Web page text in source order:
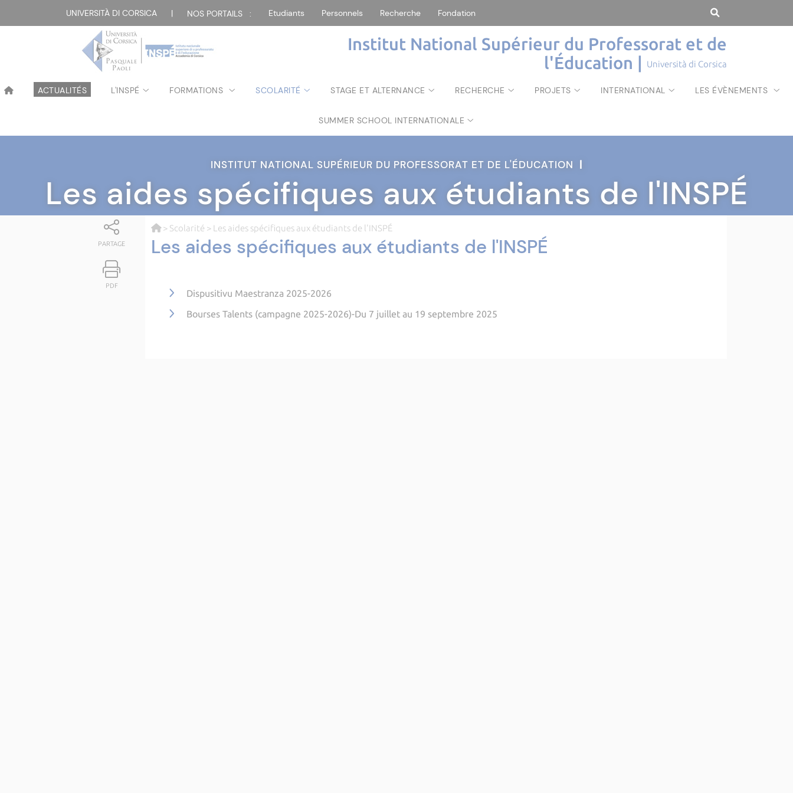
UNIVERSITÀ DI CORSICA | NOS PORTAILS : Etudiants Personnels Recherche Fondation
Institut National Supérieur du Professorat et de
l'Éducation |
Università di Corsica
ACTUALITÉS L'INSPÉ FORMATIONS SCOLARITÉ STAGE ET ALTERNANCE RECHERCHE PROJETS INTERNATIONAL LES ÉVÈNEMENTS
SUMMER SCHOOL INTERNATIONALE
INSTITUT NATIONAL SUPÉRIEUR DU PROFESSORAT ET DE L'ÉDUCATION |
Les aides spécifiques aux étudiants de l'INSPÉ
PARTAGE
PDF
> Scolarité > Les aides spécifiques aux étudiants de l'INSPÉ
Les aides spécifiques aux étudiants de l'INSPÉ
Dispusitivu Maestranza 2025-2026
Bourses Talents (campagne 2025-2026)-Du 7 juillet au 19 septembre 2025